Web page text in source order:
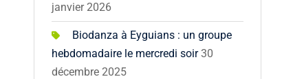
janvier 2026
Biodanza à Eyguians : un groupe
hebdomadaire le mercredi soir 30
décembre 2025